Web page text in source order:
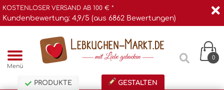
KOSTENLOSER VERSAND AB 100 € *
Kundenbewertung: 4,9/5 (aus 6862 Bewertungen)
Menü
0
PRODUKTE GESTALTEN